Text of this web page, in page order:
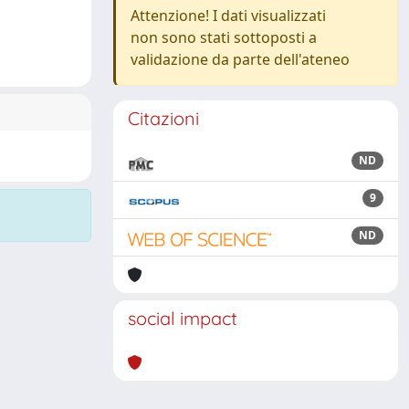
Attenzione! I dati visualizzati
non sono stati sottoposti a
validazione da parte dell'ateneo
Citazioni
ND
9
ND
social impact